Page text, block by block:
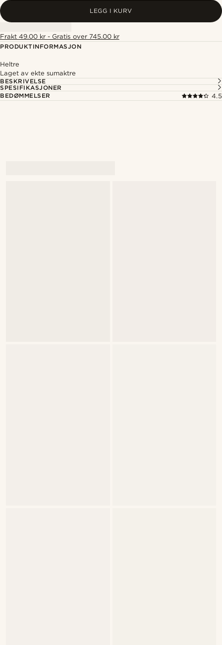
LEGG I KURV
Frakt 49.00 kr - Gratis over 745.00 kr
PRODUKTINFORMASJON
Heltre
Laget av ekte sumaktre
BESKRIVELSE
SPESIFIKASJONER
BEDØMMELSER
4.5